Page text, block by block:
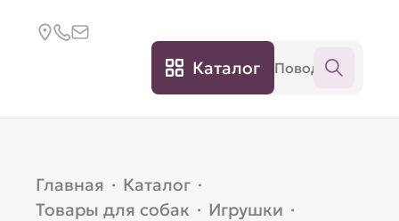
Каталог
Главная · Каталог ·
Товары для собак · Игрушки ·